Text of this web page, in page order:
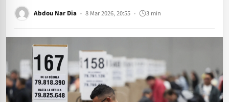
Abdou Nar Dia 8 Mar 2026, 20:55 3 min